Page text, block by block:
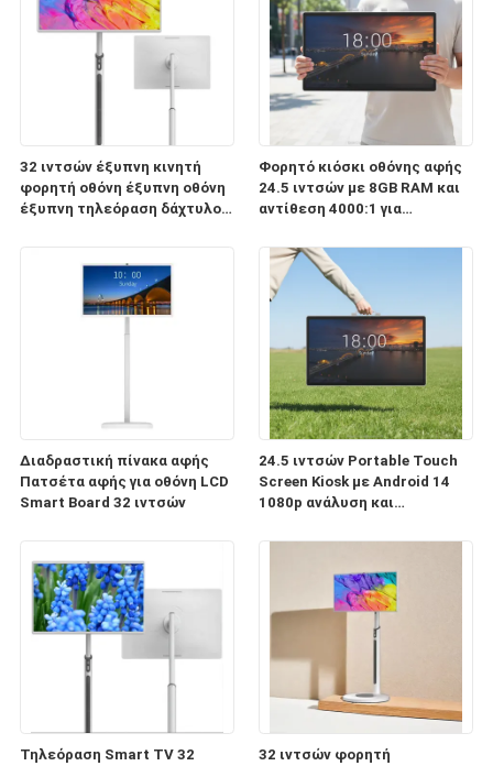
32 ιντσών έξυπνη κινητή
φορητή οθόνη έξυπνη οθόνη
έξυπνη τηλεόραση δάχτυλο
Bar & Home
Φορητό κιόσκι οθόνης αφής
24.5 ιντσών με 8GB RAM και
αντίθεση 4000:1 για
σήμανση
Διαδραστική πίνακα αφής
Πατσέτα αφής για οθόνη LCD
Smart Board 32 ιντσών
24.5 ιντσών Portable Touch
Screen Kiosk με Android 14
1080p ανάλυση και
Τηλεόραση Smart TV 32
32 ιντσών φορητή